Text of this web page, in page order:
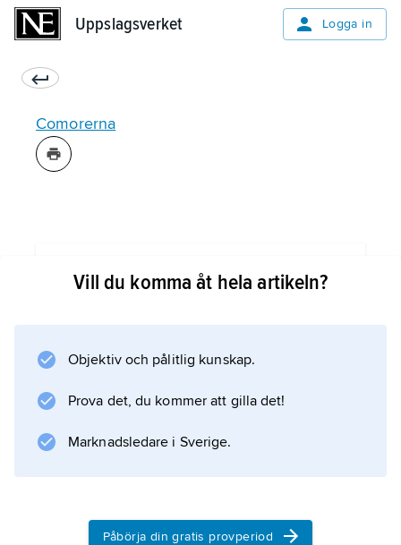
Uppslagsverket Logga in
Comorerna
Vill du komma åt hela artikeln?
Objektiv och pålitlig kunskap.
Prova det, du kommer att gilla det!
Marknadsledare i Sverige.
Påbörja din gratis provperiod